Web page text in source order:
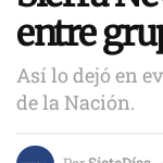
entre
Así lo dejó en
de la Nación.